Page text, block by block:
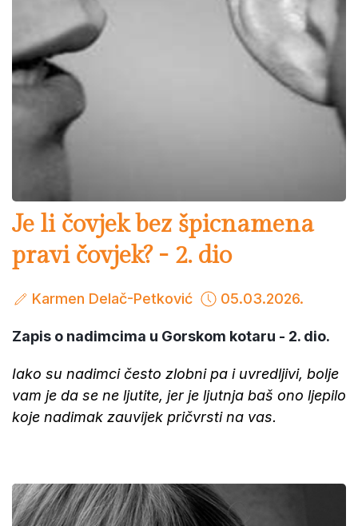
Je li čovjek bez špicnamena
pravi čovjek? - 2. dio
Karmen Delač-Petković 05.03.2026.
Zapis o nadimcima u Gorskom kotaru - 2. dio.
Iako su nadimci često zlobni pa i uvredljivi, bolje
vam je da se ne ljutite, jer je ljutnja baš ono ljepilo
koje nadimak zauvijek pričvrsti na vas.